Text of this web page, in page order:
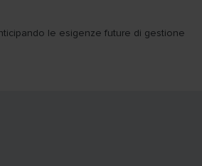
le esigenze future di gestione